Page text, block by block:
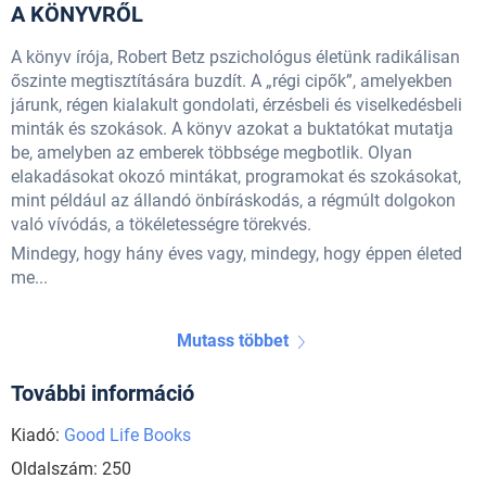
A KÖNYVRŐL
A könyv írója, Robert Betz pszichológus életünk radikálisan
őszinte megtisztítására buzdít. A „régi cipők”, amelyekben
járunk, régen kialakult gondolati, érzésbeli és viselkedésbeli
minták és szokások. A könyv azokat a buktatókat mutatja
be, amelyben az emberek többsége megbotlik. Olyan
elakadásokat okozó mintákat, programokat és szokásokat,
mint például az állandó önbíráskodás, a régmúlt dolgokon
való vívódás, a tökéletességre törekvés.
Mindegy, hogy hány éves vagy, mindegy, hogy éppen életed
me...
Mutass többet
További információ
Kiadó: Good Life Books
Oldalszám: 250